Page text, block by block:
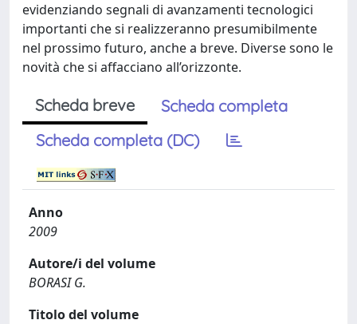
evidenziando segnali di avanzamenti tecnologici
importanti che si realizzeranno presumibilmente
nel prossimo futuro, anche a breve. Diverse sono le
novità che si affacciano all’orizzonte.
Scheda breve
Scheda completa
Scheda completa (DC)
Anno
2009
Autore/i del volume
BORASI G.
Titolo del volume